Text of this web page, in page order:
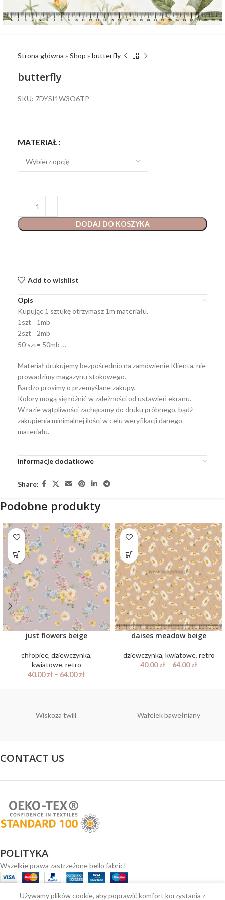
Strona główna » Shop » butterfly
butterfly
SKU: 7DYSI1W3O6TP
MATERIAŁ
DODAJ DO KOSZYKA
Add to wishlist
Opis
Kupując 1 sztukę otrzymasz 1m materiału.
1szt= 1mb
2szt= 2mb
50 szt= 50mb …
Materiał drukujemy bezpośrednio na zamówienie Klienta, nie
prowadzimy magazynu stokowego.
Bardzo prosimy o przemyślane zakupy.
Kolory mogą się różnić w zależności od ustawień ekranu.
W razie wątpliwości zachęcamy do druku próbnego, bądź
zakupienia minimalnej ilości w celu weryfikacji danego
materiału.
Informacje dodatkowe
Share:
Podobne produkty
just flowers beige
chłopiec, dziewczynka,
kwiatowe, retro
40.00zł – 64.00zł
daises meadow beige
dziewczynka, kwiatowe, retro
40.00zł – 64.00zł
Wiskoza twill Wafelek bawełniany
CONTACT US
POLITYKA
Wszelkie prawa zastrzeżone bello fabric!
Używamy plików cookie, aby poprawić komfort korzystania z